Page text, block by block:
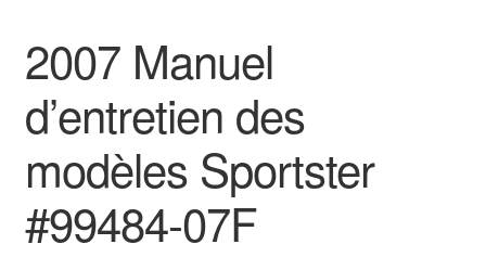
2007 Manuel
d’entretien des
modèles Sportster
#99484-07F